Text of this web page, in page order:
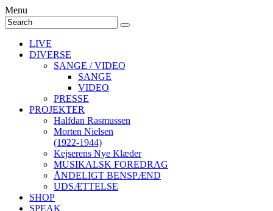
Menu
LIVE
DIVERSE
SANGE / VIDEO
SANGE
VIDEO
PRESSE
PROJEKTER
Halfdan Rasmussen
Morten Nielsen
(1922-1944)
Kejserens Nye Klæder
MUSIKALSK FOREDRAG
ÅNDELIGT BENSPÆND
UDSÆTTELSE
SHOP
SPEAK